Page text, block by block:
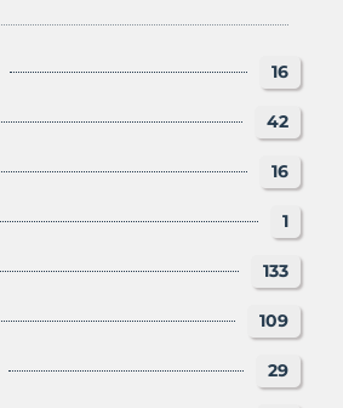
16
42
16
1
133
109
29